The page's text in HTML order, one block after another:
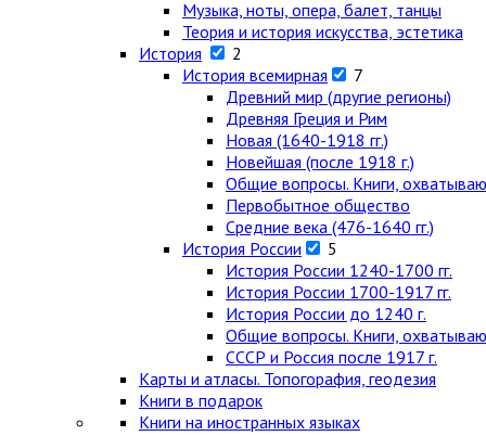
Музыка, ноты, опера, балет, танцы
Теория и история искусства, эстетика
История
2
История всемирная
7
Древний мир (другие регионы)
Древняя Греция и Рим
Новая (1640-1918 гг.)
Новейшая (после 1918 г.)
Общие вопросы. Книги,
Первобытное общество
Средние века (476-1640 гг.)
История России
5
История России 1240-1700 гг.
История России 1700-1917 гг.
История России до 1240 г.
Общие вопросы. Книги,
СССР и Россия после 1917 г.
Карты и атласы. Топогорафия, геодезия
Книги в подарок
Книги на иностранных языках